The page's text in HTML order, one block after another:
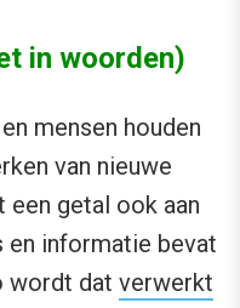
in woorden)
mensen houden
van nieuwe
een getal ook aan
en informatie bevat
wordt dat verwerkt